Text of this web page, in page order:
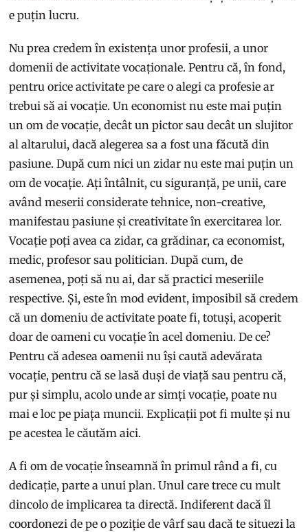
e puțin lucru.
Nu prea credem în existența unor profesii, a unor
domenii de activitate vocaționale. Pentru că, în fond,
pentru orice activitate pe care o alegi ca profesie ar
trebui să ai vocație. Un economist nu este mai puțin
un om de vocație, decât un pictor sau decât un slujitor
al altarului, dacă alegerea sa a fost una făcută din
pasiune. După cum nici un zidar nu este mai puțin un
om de vocație. Ați întâlnit, cu siguranță, pe unii, care
având meserii considerate tehnice, non-creative,
manifestau pasiune și creativitate în exercitarea lor.
Vocație poți avea ca zidar, ca grădinar, ca economist,
medic, profesor sau politician. După cum, de
asemenea, poți să nu ai, dar să practici meseriile
respective. Și, este în mod evident, imposibil să credem
că un domeniu de activitate poate fi, totuși, acoperit
doar de oameni cu vocație în acel domeniu. De ce?
Pentru că adesea oamenii nu își caută adevărata
vocație, pentru că se lasă duși de viață sau pentru că,
pur și simplu, acolo unde ar simți vocație, poate nu
mai e loc pe piața muncii. Explicații pot fi multe și nu
pe acestea le căutăm aici.
A fi om de vocație înseamnă în primul rând a fi, cu
dedicație, parte a unui plan. Unul care trece cu mult
dincolo de implicarea ta directă. Indiferent dacă îl
coordonezi de pe o poziție de vârf sau dacă te situezi la